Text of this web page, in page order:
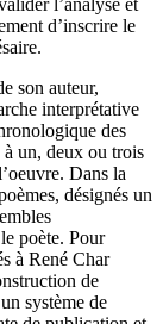
l’analyse et
d’inscrire le
son auteur,
interprétative
des
à un, deux ou trois
Dans la
désignés un
poète. Pour
à René Char
de
système de